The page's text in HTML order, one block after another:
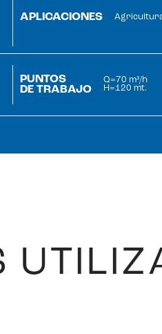
APLICACIONES
PUNTOS
DE TRABAJO
Q=70 m³/h
H=120 mt.